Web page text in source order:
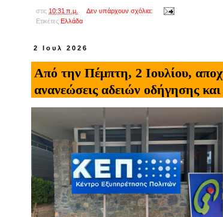
στις 10:31 π.μ.
Δεν υπάρχουν σχόλια:
Ετικέτες Ελλάδα
2 Ιουλ 2026
Από την Πέμπτη, 2 Ιουλίου,
ανανεώσεις αδειών οδήγησης